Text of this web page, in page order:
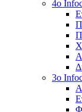
4ο
3o